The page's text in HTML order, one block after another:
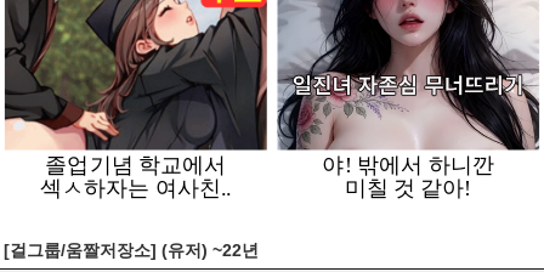
[걸그룹/움짤저장소] (유저) ~22년